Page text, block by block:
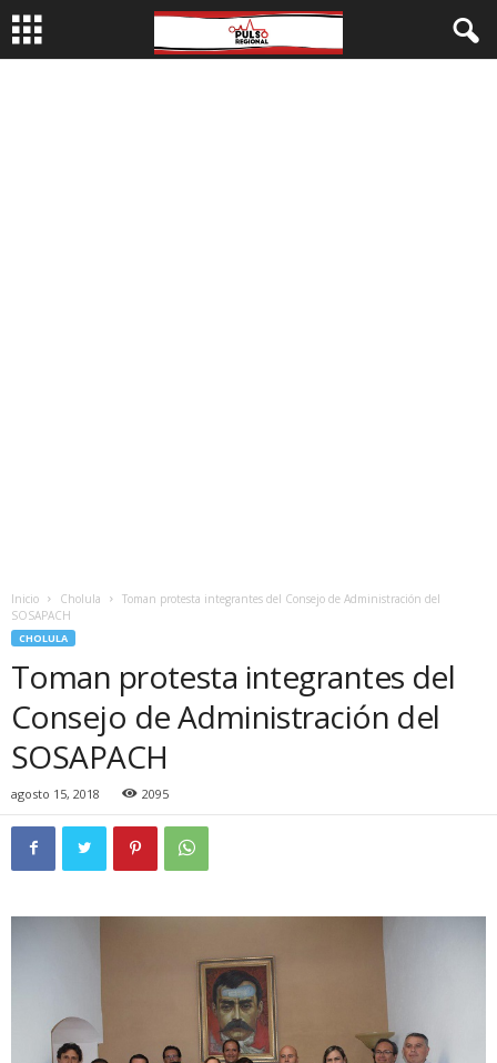
Inicio Cholula
Toman protesta integrantes del Consejo de Administración del
SOSAPACH
CHOLULA
Toman protesta integrantes del
Consejo de Administración del
SOSAPACH
agosto 15, 2018 2095